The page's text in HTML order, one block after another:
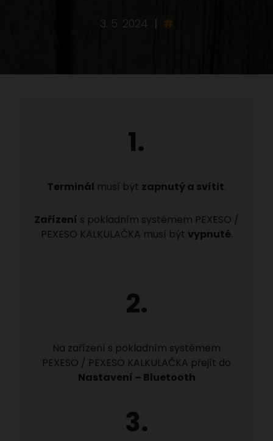
3. 5. 2024 | #
1.
Terminál musí být zapnutý a svítit.
Zařízení s pokladním systémem PEXESO /
PEXESO KALKULAČKA musí být vypnuté.
2.
Na zařízení s pokladním systémem
PEXESO / PEXESO KALKULAČKA přejít do
Nastavení – Bluetooth
3.